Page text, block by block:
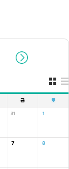
금 토
31 1
7 8